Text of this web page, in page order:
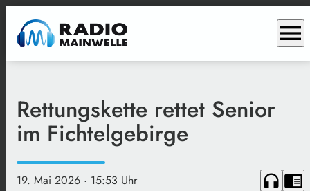
menu
Rettungskette rettet Senior
im Fichtelgebirge
19. Mai 2026 · 15:53 Uhr headphones chrome_reader_mode